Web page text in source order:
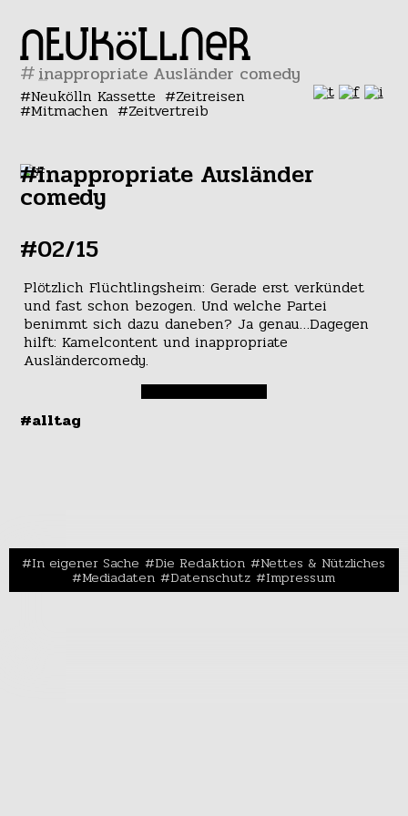
#
Neukölln Kassette Zeitreisen
Mitmachen Zeitvertreib
#inappropriate Ausländer
comedy
#02/15
Plötzlich Flüchtlingsheim: Gerade erst verkündet
und fast schon bezogen. Und welche Partei
benimmt sich dazu daneben? Ja genau…Dagegen
hilft: Kamelcontent und inappropriate
Ausländercomedy.
#alltag
In eigener Sache Die Redaktion Nettes & Nützliches
Mediadaten Datenschutz Impressum